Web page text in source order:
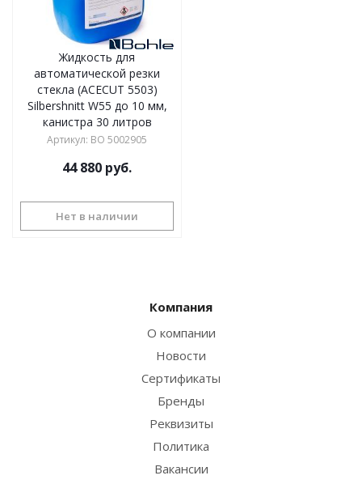
Жидкость для
автоматической резки
стекла (ACECUT 5503)
Silbershnitt W55 до 10 мм,
канистра 30 литров
Артикул: BO 5002905
44 880 руб.
Нет в наличии
Компания
О компании
Новости
Сертификаты
Бренды
Реквизиты
Политика
Вакансии